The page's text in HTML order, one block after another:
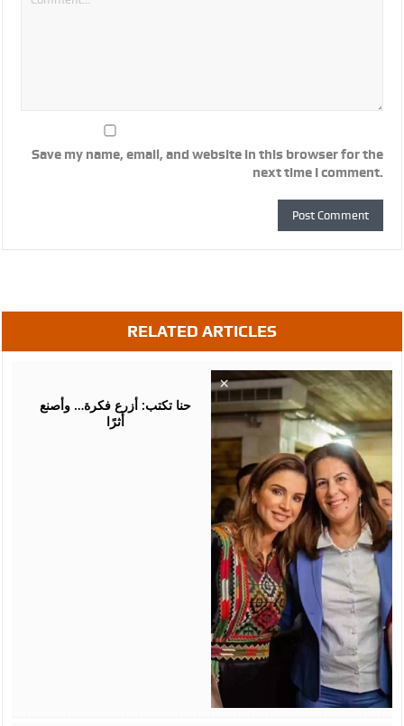
Save my name, email, and website in this browser for the
next time I comment.
RELATED ARTICLES
حنا تكتب: أزرع فكرة… وأصنع
أثرًا